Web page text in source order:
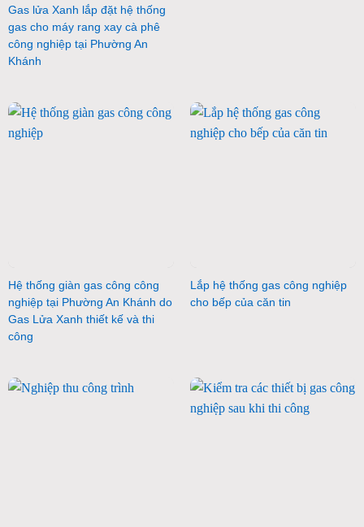
Gas lửa Xanh lắp đặt hệ thống
gas cho máy rang xay cà phê
công nghiệp tại Phường An
Khánh
Hệ thống giàn gas công công
nghiệp tại Phường An Khánh do
Gas Lửa Xanh thiết kế và thi
công
Lắp hệ thống gas công nghiệp
cho bếp của căn tin